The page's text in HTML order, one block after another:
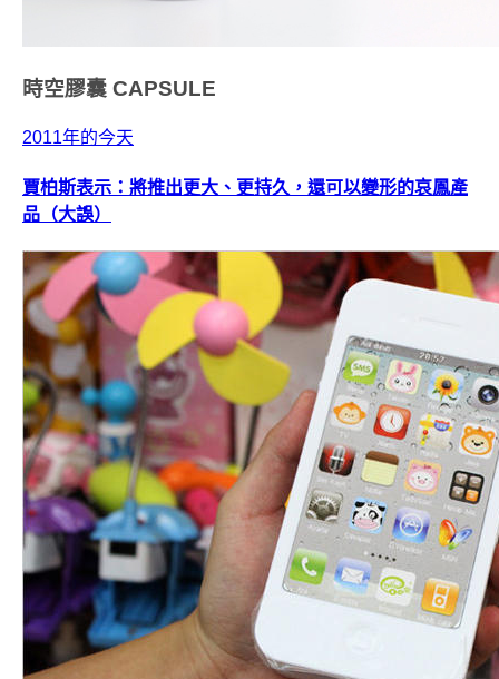
時空膠囊 CAPSULE
2011年的今天
賈柏斯表示：將推出更大、更持久，還可以變形的哀鳳產
品（大誤）